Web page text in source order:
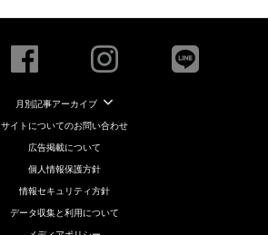
月別記事アーカイブ
サイトについてのお問い合わせ
広告掲載について
個人情報保護方針
情報セキュリティ方針
データ収集と利用について